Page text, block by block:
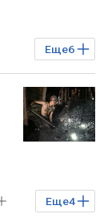
Еще6
Еще4